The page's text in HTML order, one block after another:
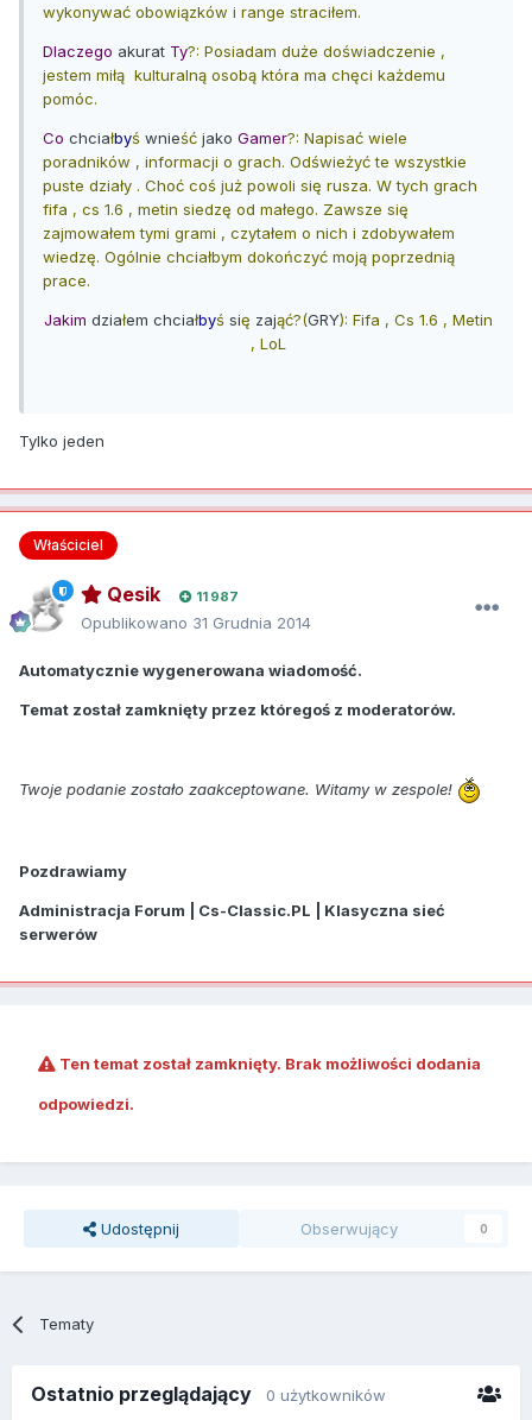
wykonywać obowiązków i range straciłem.
Dlaczego akurat Ty?: Posiadam duże doświadczenie ,
jestem miłą kulturalną osobą która ma chęci każdemu
pomóc.
Co chciałbyś wnieść jako Gamer?: Napisać wiele
poradników , informacji o grach. Odświeżyć te wszystkie
puste działy . Choć coś już powoli się rusza. W tych grach
fifa , cs 1.6 , metin siedzę od małego. Zawsze się
zajmowałem tymi grami , czytałem o nich i zdobywałem
wiedzę. Ogólnie chciałbym dokończyć moją poprzednią
prace.
Jakim działem chciałbyś się zająć?(GRY): Fifa , Cs 1.6 , Metin
, LoL
Tylko jeden
Właściciel
Qesik 11 987
Opublikowano 31 Grudnia 2014
Automatycznie wygenerowana wiadomość.
Temat został zamknięty przez któregoś z moderatorów.
Twoje podanie zostało zaakceptowane. Witamy w zespole!
Pozdrawiamy
Administracja Forum | Cs-Classic.PL | Klasyczna sieć
serwerów
Ten temat został zamknięty. Brak możliwości dodania
odpowiedzi.
Udostępnij Obserwujący 0
Tematy
Ostatnio przeglądający 0 użytkowników